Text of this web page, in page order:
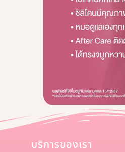
บริการของเรา